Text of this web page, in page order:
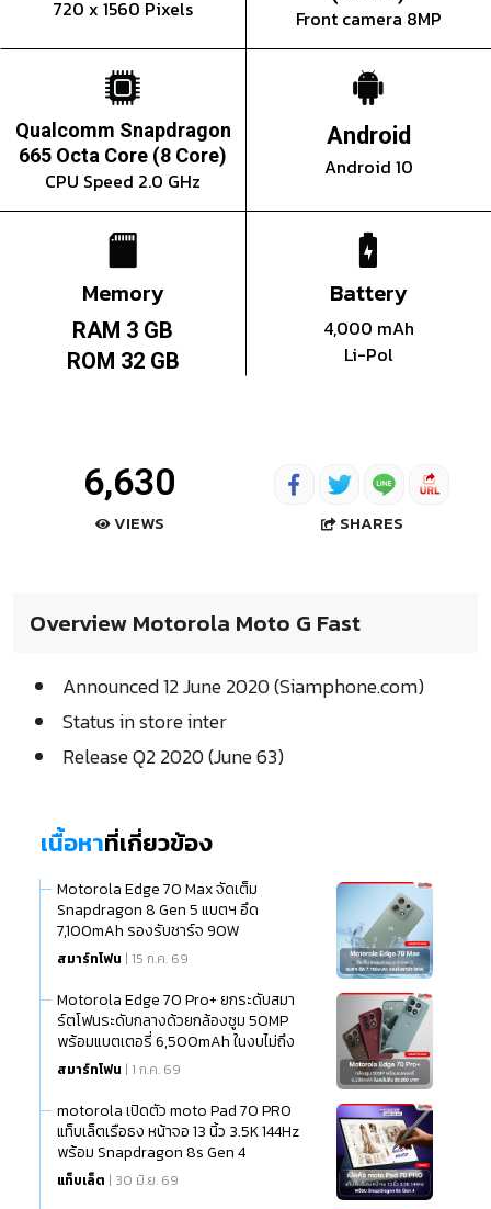
720 x 1560 Pixels
Front camera 8MP
Qualcomm Snapdragon
665 Octa Core (8 Core)
CPU Speed 2.0 GHz
Android
Android 10
Memory
RAM 3 GB
ROM 32 GB
Battery
4,000 mAh
Li-Pol
6,630
VIEWS SHARES
Overview Motorola Moto G Fast
Announced 12 June 2020 (Siamphone.com)
Status in store inter
Release Q2 2020 (June 63)
เนื้อหาที่เกี่ยวข้อง
Motorola Edge 70 Max จัดเต็ม
Snapdragon 8 Gen 5 แบตฯ อึด
7,100mAh รองรับชาร์จ 90W
สมาร์ทโฟน | 15 ก.ค. 69
Motorola Edge 70 Pro+ ยกระดับสมา
ร์ตโฟนระดับกลางด้วยกล้องซูม 50MP
พร้อมแบตเตอรี่ 6,500mAh ในงบไม่ถึง
20,000 บาท
สมาร์ทโฟน | 1 ก.ค. 69
motorola เปิดตัว moto Pad 70 PRO
แท็บเล็ตเรือธง หน้าจอ 13 นิ้ว 3.5K 144Hz
พร้อม Snapdragon 8s Gen 4
แท็บเล็ต | 30 มิ.ย. 69